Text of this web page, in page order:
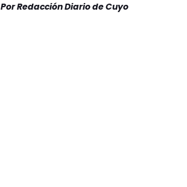
PorRedacción Diario de Cuyo